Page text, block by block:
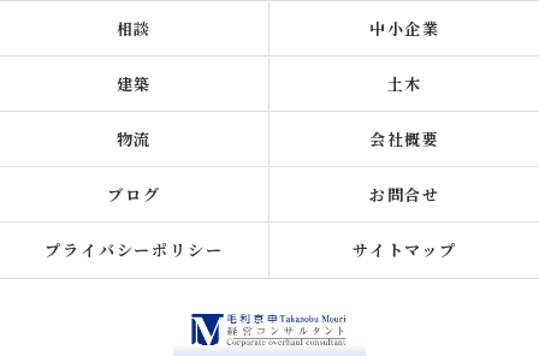
相談 中小企業
建築 土木
物流 会社概要
ブログ お問合せ
プライバシーポリシー サイトマップ